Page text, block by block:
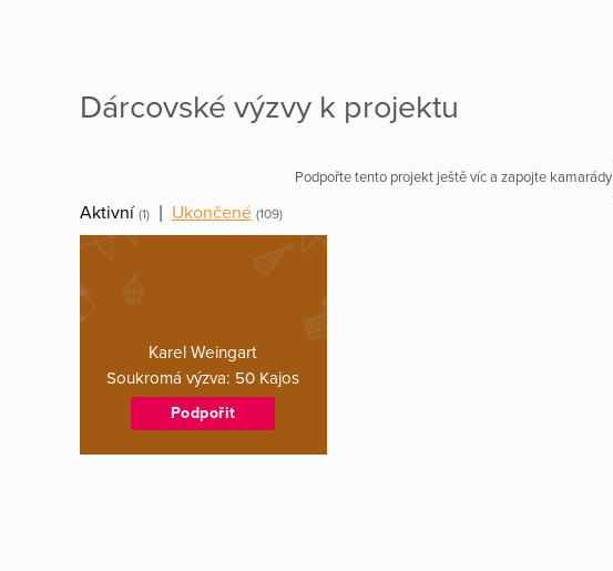
Dárcovské výzvy k projektu
Podpořte tento projekt ještě víc a zapojte kamarády
Aktivní (1) Ukončené (109)
Karel Weingart
Soukromá výzva: 50 Kajos
Podpořit